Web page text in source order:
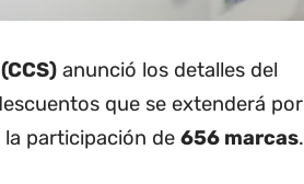
anunció los detalles del
que se extenderá por
participación de 656 marcas.